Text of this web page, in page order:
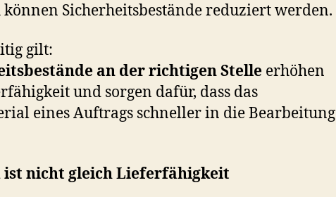
Sicherheitsbestände reduziert werden.
gilt:
an der richtigen Stelle erhöhen
und sorgen dafür, dass das
eines Auftrags schneller in die Bearbeitung
ist nicht gleich Lieferfähigkeit